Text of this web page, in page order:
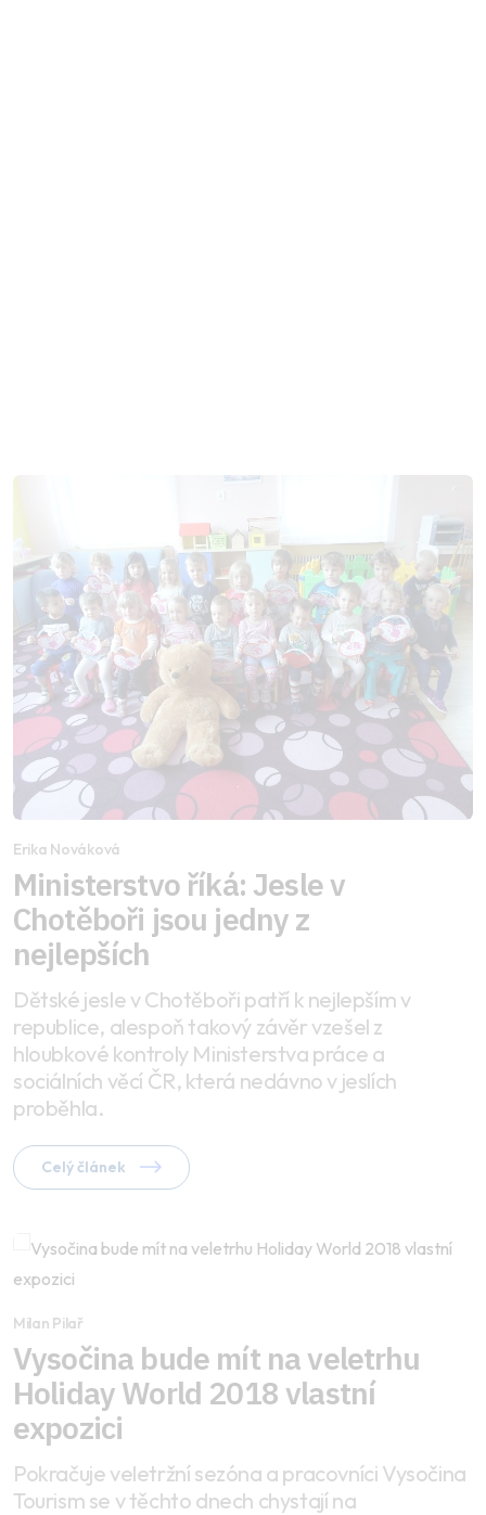
Erika Nováková
Ministerstvo říká: Jesle v
Chotěboři jsou jedny z
nejlepších
Dětské jesle v Chotěboři patří k nejlepším v
republice, alespoň takový závěr vzešel z
hloubkové kontroly Ministerstva práce a
sociálních věcí ČR, která nedávno v jeslích
proběhla.
Celý článek
Milan Pilař
Vysočina bude mít na veletrhu
Holiday World 2018 vlastní
expozici
Pokračuje veletržní sezóna a pracovníci Vysočina
Tourism se v těchto dnech chystají na